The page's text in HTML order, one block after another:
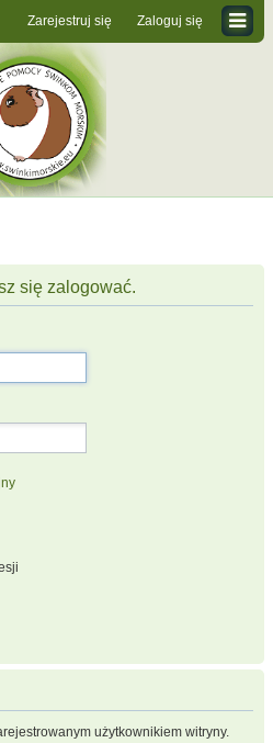
Zaloguj się
Zarejestruj się
się zalogować.
użytkownikiem witryny.